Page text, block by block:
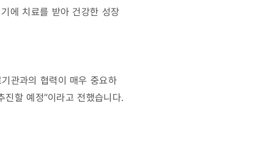
에 치료를 받아 건강한 성장
관과의 협력이 매우 중요하
할 예정”이라고 전했습니다.